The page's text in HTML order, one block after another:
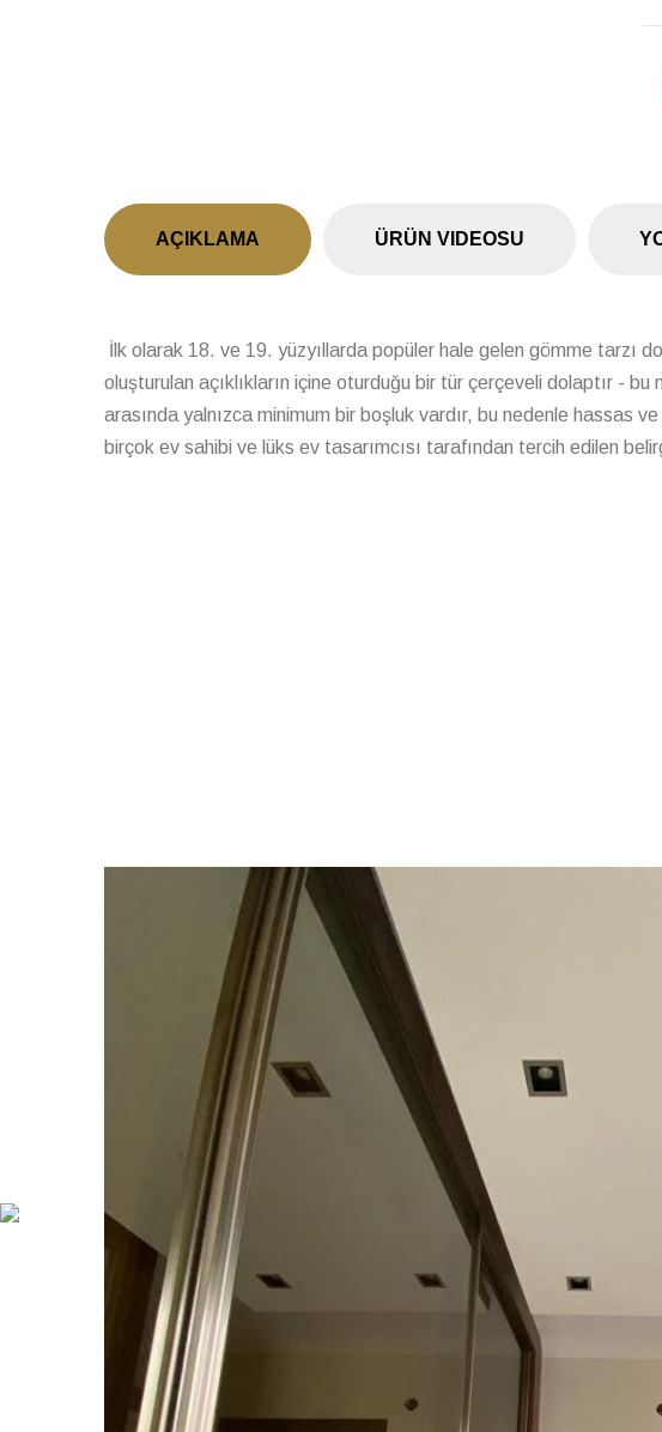
AÇIKLAMA ÜRÜN VIDEOSU
İlk olarak 18. ve 19. yüzyıllarda popüler hale gelen gömme tarzı
oluşturulan açıklıkların içine oturduğu bir tür çerçeveli dolaptır -
arasında yalnızca minimum bir boşluk vardır, bu nedenle hassas
birçok ev sahibi ve lüks ev tasarımcısı tarafından tercih edilen